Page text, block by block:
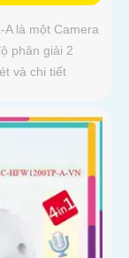
A là một Camera
phân giải 2
và chi tiết